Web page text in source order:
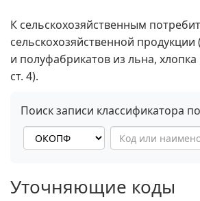
К сельскохозяйственным
сельскохозяйственной
и полуфабрикатов из льна,
ст. 4).
Поиск записи классификатора
Уточняющие коды